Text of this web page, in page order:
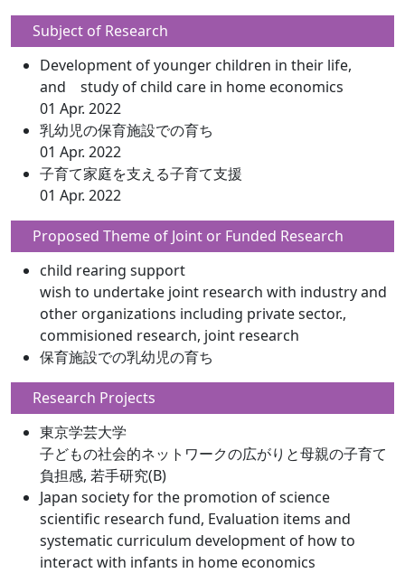
Subject of Research
Development of younger children in their life,
and study of child care in home economics
01 Apr. 2022
乳幼児の保育施設での育ち
01 Apr. 2022
子育て家庭を支える子育て支援
01 Apr. 2022
Proposed Theme of Joint or Funded Research
child rearing support
wish to undertake joint research with industry and
other organizations including private sector.,
commisioned research, joint research
保育施設での乳幼児の育ち
Research Projects
東京学芸大学
子どもの社会的ネットワークの広がりと母親の子育て
負担感, 若手研究(B)
Japan society for the promotion of science
scientific research fund, Evaluation items and
systematic curriculum development of how to
interact with infants in home economics